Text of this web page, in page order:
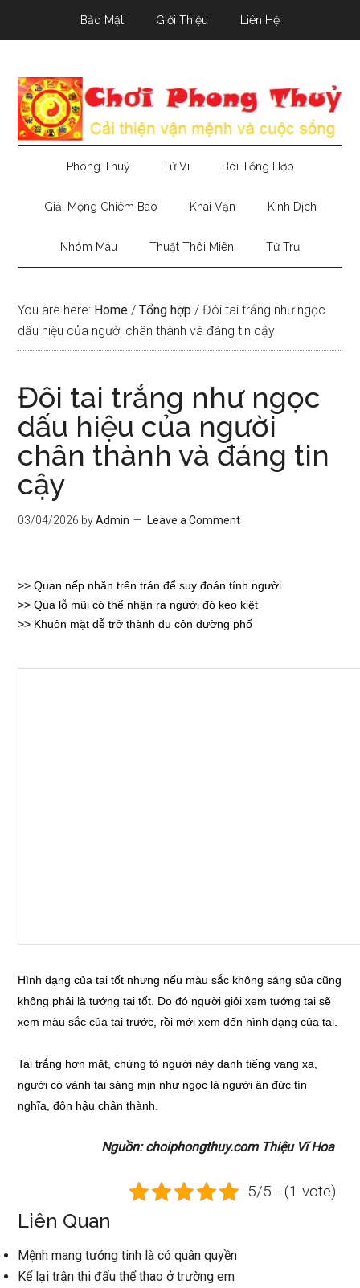
Bảo Mật Giới Thiệu Liên Hệ
Phong Thuỷ Tử Vi Bói Tổng Hợp
Giải Mộng Chiêm Bao Khai Vận Kinh Dịch
Nhóm Máu Thuật Thôi Miên Tứ Trụ
You are here: Home / Tổng hợp / Đôi tai trắng như ngọc
dấu hiệu của người chân thành và đáng tin cậy
Đôi tai trắng như ngọc
dấu hiệu của người
chân thành và đáng tin
cậy
03/04/2026 byAdmin Leave a Comment
>>Quan nếp nhăn trên trán để suy đoán tính người
>>Qua lỗ mũi có thể nhận ra người đó keo kiệt
>> Khuôn mặt dễ trở thành du côn đường phố
Hình dạng của tai tốt nhưng nếu màu sắc không sáng sủa cũng
không phải là tướng tai tốt. Do đó người giỏi xem tướng tai sẽ
xem màu sắc của tai trước, rồi mới xem đến hình dạng của tai.
Tai trắng hơn mặt, chứng tỏ người này danh tiếng vang xa,
người có vành tai sáng mịn như ngọc là người ân đức tín
nghĩa, đôn hậu chân thành.
Nguồn: choiphongthuy.com Thiệu Vĩ Hoa
5/5 - (1 vote)
Liên Quan
Mệnh mang tướng tinh là có quân quyền
Kể lại trận thi đấu thể thao ở trường em